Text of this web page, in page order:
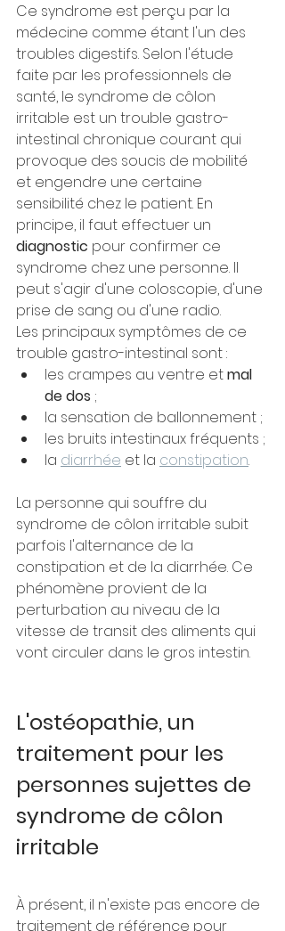
Ce syndrome est perçu par la
médecine comme étant l'un des
troubles digestifs. Selon l'étude
faite par les professionnels de
santé, le syndrome de côlon
irritable est un trouble gastro-
intestinal chronique courant qui
provoque des soucis de mobilité
et engendre une certaine
sensibilité chez le patient. En
principe, il faut effectuer un
diagnostic pour confirmer ce
syndrome chez une personne. Il
peut s'agir d'une coloscopie, d'une
prise de sang ou d'une radio.
Les principaux symptômes de ce
trouble gastro-intestinal sont :
les crampes au ventre et mal
de dos ;
la sensation de ballonnement ;
les bruits intestinaux fréquents ;
la diarrhée et la constipation.
La personne qui souffre du
syndrome de côlon irritable subit
parfois l'alternance de la
constipation et de la diarrhée. Ce
phénomène provient de la
perturbation au niveau de la
vitesse de transit des aliments qui
vont circuler dans le gros intestin.
L'ostéopathie, un
traitement pour les
personnes sujettes de
syndrome de côlon
irritable
À présent, il n'existe pas encore de
traitement de référence pour